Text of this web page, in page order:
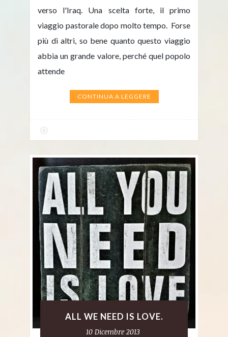
verso l'Iraq. Una scelta forte, il primo
viaggio pastorale dopo molto tempo. Forse
più di altri, so bene quanto questo viaggio
abbia un grande valore, perché quel popolo
attende
CONTINUA A LEGGERE
ALL WE NEED IS LOVE.
10 Dicembre 2013